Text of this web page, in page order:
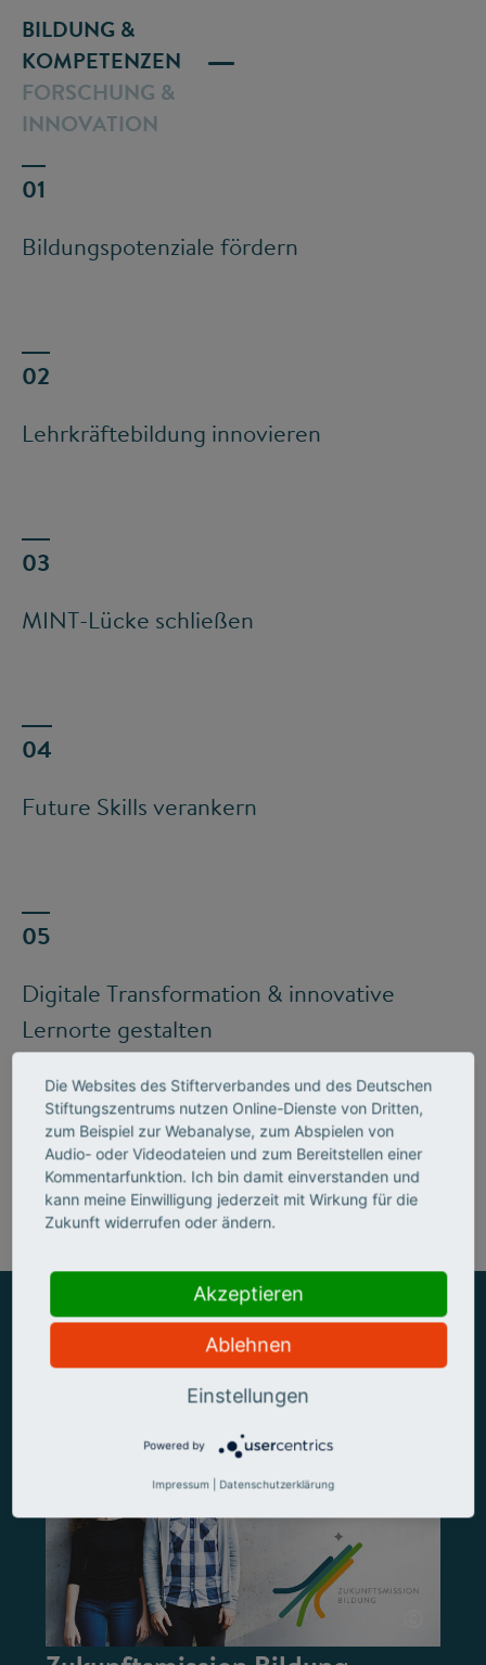
BILDUNG &
KOMPETENZEN
Bildungspotenziale fördern
Lehrkräftebildung innovieren
MINT-Lücke schließen
Future Skills verankern
Digitale Transformation & innovative
Lernorte gestalten
Mehr zum Handlungsfeld "Bildung &
Kompetenzen"
FORSCHUNG &
INNOVATION
ZUSAMMEN MEHR ERREICHEN
Die Websites des Stifterverbandes und des Deutschen
Stiftungszentrums nutzen Online-Dienste von Dritten,
zum Beispiel zur Webanalyse, zum Abspielen von
Audio- oder Videodateien und zum Bereitstellen einer
Kommentarfunktion. Ich bin damit einverstanden und
kann meine Einwilligung jederzeit mit Wirkung für die
Zukunft widerrufen oder ändern.
Akzeptieren
Ablehnen
Einstellungen
Powered by
Impressum Datenschutzerklärung